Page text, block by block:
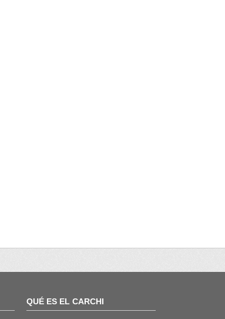
QUÉ ES EL CARCHI